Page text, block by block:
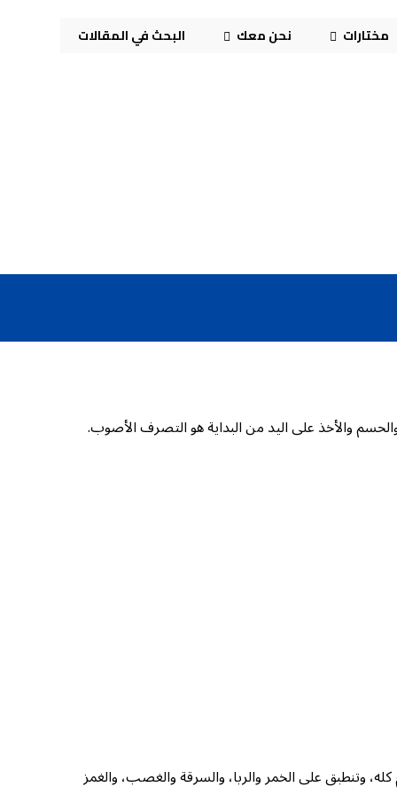
مختارات نحن معك البحث في المقالات
والأخذ على اليد من البداية هو التصرف الأصوب.
وتنطبق على الخمر والربا، والسرقة والغصب، والغمز